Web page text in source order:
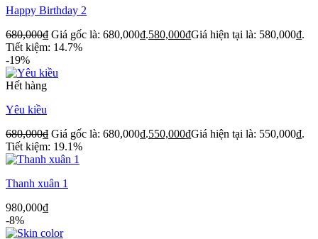
Happy Birthday 2
680,000₫ Giá gốc là: 680,000₫.580,000₫Giá hiện tại là: 580,000₫.
Tiết kiệm: 14.7%
-19%
Hết hàng
Yêu kiều
680,000₫ Giá gốc là: 680,000₫.550,000₫Giá hiện tại là: 550,000₫.
Tiết kiệm: 19.1%
Thanh xuân 1
980,000₫
-8%